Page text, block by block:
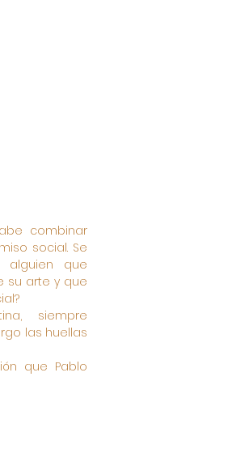
combinar
social. Se
alguien que
su arte y que
siempre
las huellas
que Pablo